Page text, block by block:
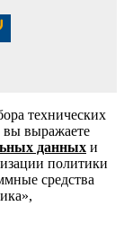
технических
вы выражаете
данных и
политики
средства